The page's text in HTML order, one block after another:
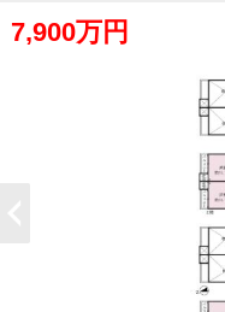
7,900万円